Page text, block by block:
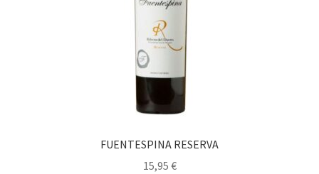
FUENTESPINA RESERVA
15,95 €